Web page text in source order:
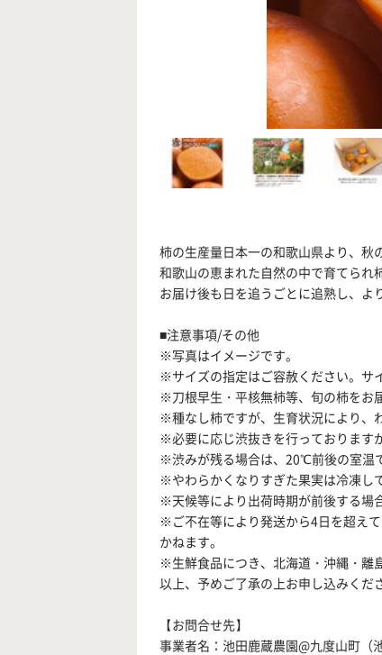
柿の生産量日本一の和歌山県より、秋
和歌山の恵まれた自然の中で育てられ
お届け後も日を追うごとに追熟し、よ
■注意事項/その他
※写真はイメージです。
※サイズの指定はご容赦ください。サ
※刀根早生・平核無柿等、旬の柿をお
※種なし柿ですが、生育状況により、
※必要に応じ渋抜きを行っております
※渋みが残る場合は、20℃前後の室温
※やわらかくなりすぎた果実は冷凍し
※天候等により出荷時期が前後する場
※ご不在等により発送から4日を超え
かねます。
※生鮮食品につき、北海道・沖縄・離
以上、予めご了承の上お申し込みくだ
【お問合せ先】
事業者名：池田鹿蔵農園@九度山町（